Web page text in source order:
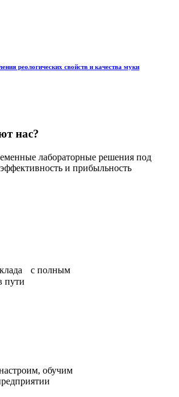
реологических свойств и качества муки
нас?
лабораторные решения под
и прибыльность
с полным
пути
обучим